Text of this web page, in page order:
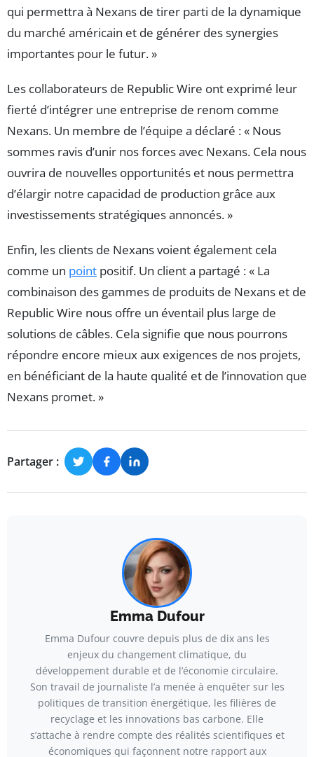
qui permettra à Nexans de tirer parti de la dynamique
du marché américain et de générer des synergies
importantes pour le futur. »
Les collaborateurs de Republic Wire ont exprimé leur
fierté d’intégrer une entreprise de renom comme
Nexans. Un membre de l’équipe a déclaré : « Nous
sommes ravis d’unir nos forces avec Nexans. Cela nous
ouvrira de nouvelles opportunités et nous permettra
d’élargir notre capacidad de production grâce aux
investissements stratégiques annoncés. »
Enfin, les clients de Nexans voient également cela
comme un point positif. Un client a partagé : « La
combinaison des gammes de produits de Nexans et de
Republic Wire nous offre un éventail plus large de
solutions de câbles. Cela signifie que nous pourrons
répondre encore mieux aux exigences de nos projets,
en bénéficiant de la haute qualité et de l’innovation que
Nexans promet. »
Partager :
Emma Dufour
Emma Dufour couvre depuis plus de dix ans les
enjeux du changement climatique, du
développement durable et de l’économie circulaire.
Son travail de journaliste l’a menée à enquêter sur les
politiques de transition énergétique, les filières de
recyclage et les innovations bas carbone. Elle
s’attache à rendre compte des réalités scientifiques et
économiques qui façonnent notre rapport aux